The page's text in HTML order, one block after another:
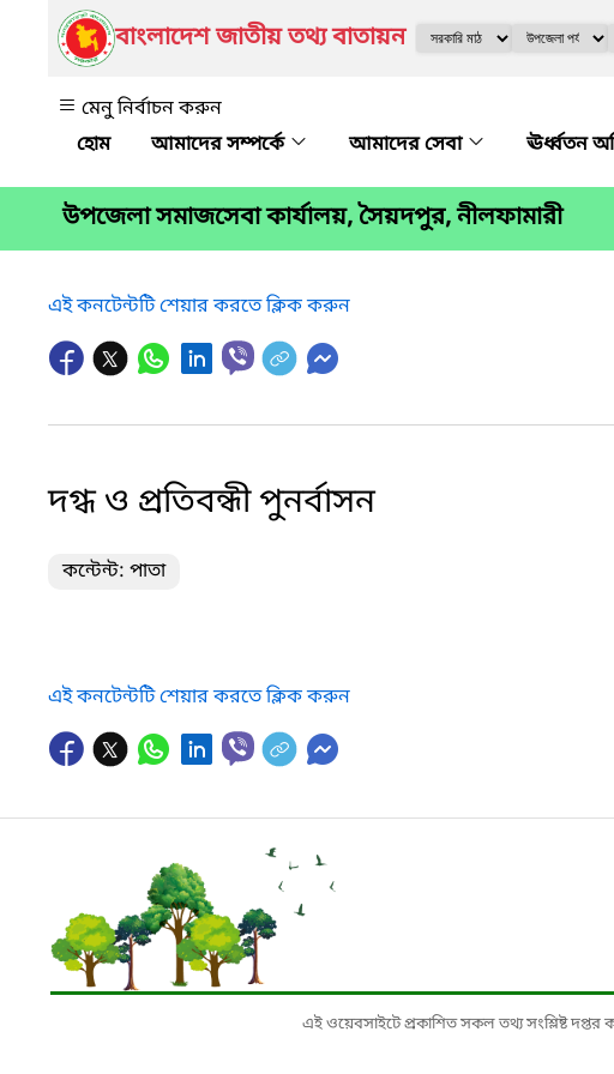
বাংলাদেশ জাতীয় তথ্য বাতায়ন
মেনু নির্বাচন করুন
আমাদের সম্পর্কে
আমাদের সেবা ঊর্ধ্বতন
উপজেলা সমাজসেবা কার্যালয়, সৈয়দপুর, নীলফামারী
এই কনটেন্টটি শেয়ার করতে ক্লিক করুন
দগ্ধ ও প্রতিবন্ধী পুনর্বাসন
কন্টেন্ট: পাতা
এই কনটেন্টটি শেয়ার করতে ক্লিক করুন
এই ওয়েবসাইটে প্রকাশিত সকল তথ্য সংশ্লিষ্ট দপ্তর